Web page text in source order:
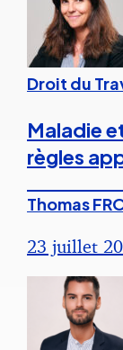
Droit du
Maladie
règles
Thomas
23 juillet